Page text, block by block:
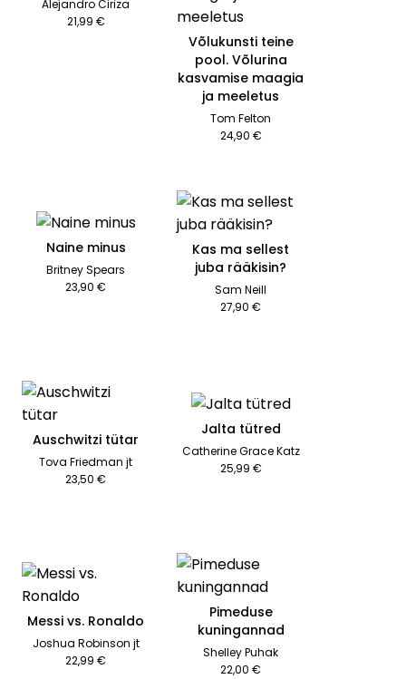
Alejandro Ciriza
21,99 €
Võlukunsti teine
pool. Võlurina
kasvamise maagia
ja meeletus
Tom Felton
24,90 €
Naine minus
Britney Spears
23,90 €
Kas ma sellest
juba rääkisin?
Sam Neill
27,90 €
Auschwitzi tütar
Tova Friedman jt
23,50 €
Jalta tütred
Catherine Grace Katz
25,99 €
Messi vs. Ronaldo
Joshua Robinson jt
22,99 €
Pimeduse
kuningannad
Shelley Puhak
22,00 €